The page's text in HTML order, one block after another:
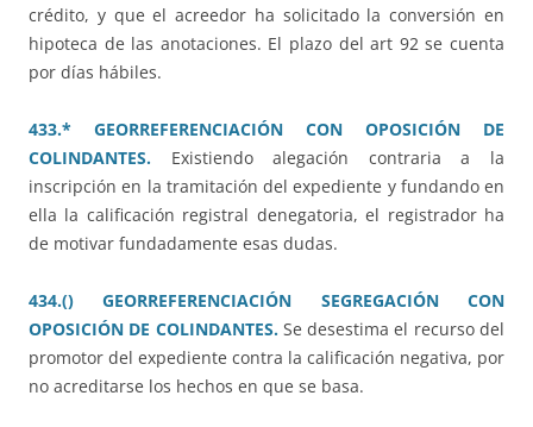
crédito, y que el acreedor ha solicitado la conversión en
hipoteca de las anotaciones. El plazo del art 92 se cuenta
por días hábiles.
433.* GEORREFERENCIACIÓN CON OPOSICIÓN DE
COLINDANTES. Existiendo alegación contraria a la
inscripción en la tramitación del expediente y fundando en
ella la calificación registral denegatoria, el registrador ha
de motivar fundadamente esas dudas.
434.() GEORREFERENCIACIÓN SEGREGACIÓN CON
OPOSICIÓN DE COLINDANTES.Se desestima el recurso del
promotor del expediente contra la calificación negativa, por
no acreditarse los hechos en que se basa.